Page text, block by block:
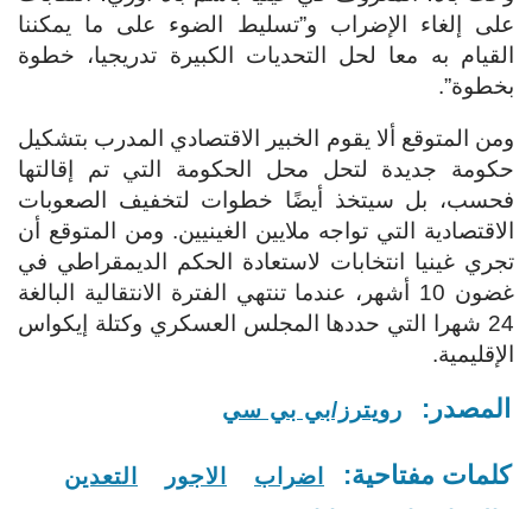
على إلغاء الإضراب و”تسليط الضوء على ما يمكننا
القيام به معا لحل التحديات الكبيرة تدريجيا، خطوة
بخطوة”.
ومن المتوقع ألا يقوم الخبير الاقتصادي المدرب بتشكيل
حكومة جديدة لتحل محل الحكومة التي تم إقالتها
فحسب، بل سيتخذ أيضًا خطوات لتخفيف الصعوبات
الاقتصادية التي تواجه ملايين الغينيين. ومن المتوقع أن
تجري غينيا انتخابات لاستعادة الحكم الديمقراطي في
غضون 10 أشهر، عندما تنتهي الفترة الانتقالية البالغة
24 شهرا التي حددها المجلس العسكري وكتلة إيكواس
الإقليمية.
المصدر: رويترز/بي بي سي
كلمات مفتاحية: اضراب الاجور
التعدين